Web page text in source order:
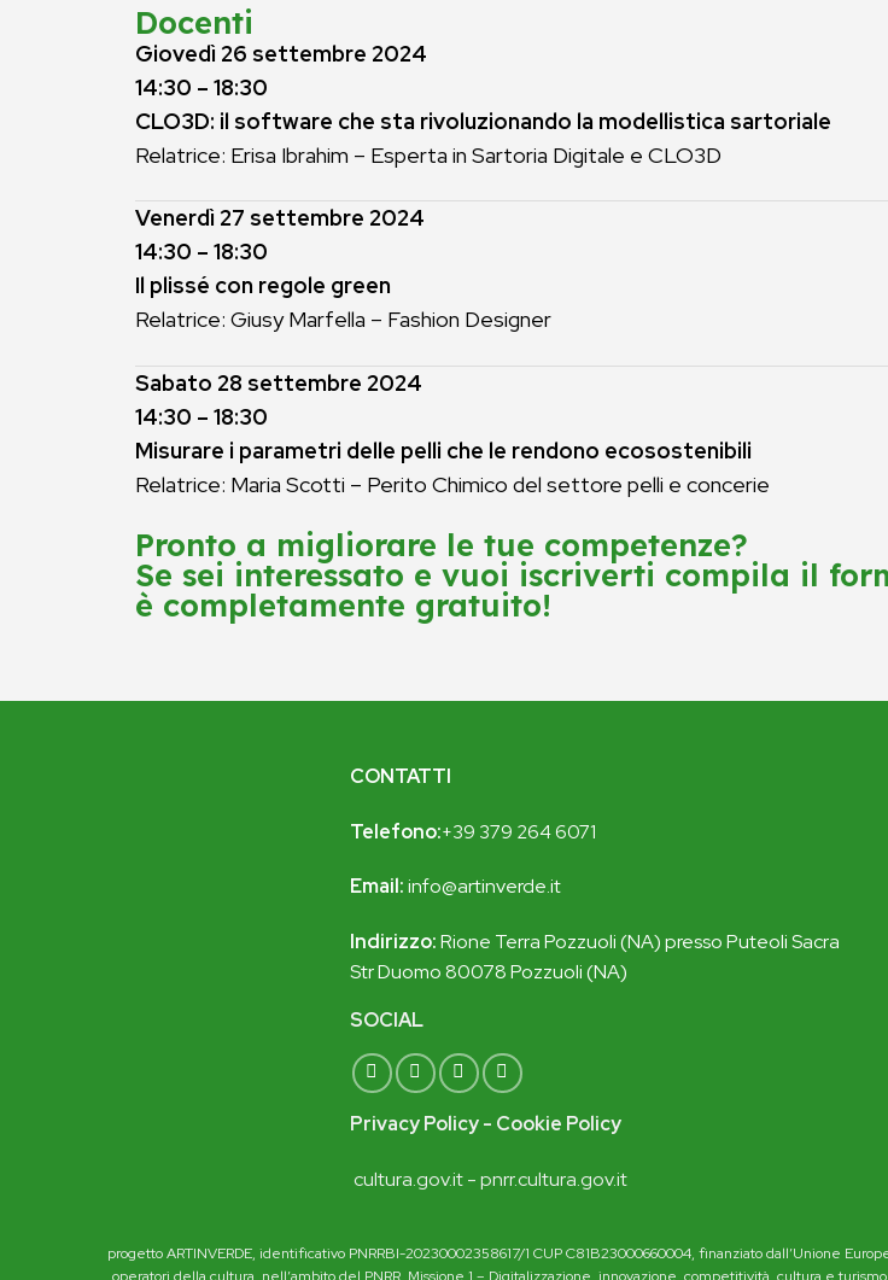
Docenti
Giovedì 26 settembre 2024
14:30 – 18:30
CLO3D: il software che sta rivoluzionando la modellistica sartoriale
Relatrice: Erisa Ibrahim – Esperta in Sartoria Digitale e CLO3D
Venerdì 27 settembre 2024
14:30 – 18:30
Il plissé con regole green
Relatrice: Giusy Marfella – Fashion Designer
Sabato 28 settembre 2024
14:30 – 18:30
Misurare i parametri delle pelli che le rendono ecosostenibili
Relatrice: Maria Scotti – Perito Chimico del settore pelli e concerie
Pronto a migliorare le tue competenze?
Se sei interessato e vuoi iscriverti compila il
è completamente gratuito!
CONTATTI
Telefono:+39 379 264 6071
Email: info@artinverde.it
Indirizzo:Rione Terra Pozzuoli (NA) presso Puteoli Sacra
Str Duomo 80078 Pozzuoli (NA)
SOCIAL
Privacy Policy- Cookie Policy
cultura.gov.it - pnrr.cultura.gov.it
progetto ARTINVERDE, identificativo PNRRBI-20230002358617/1 CUP C81B23000660004, finanziato dall’Unione